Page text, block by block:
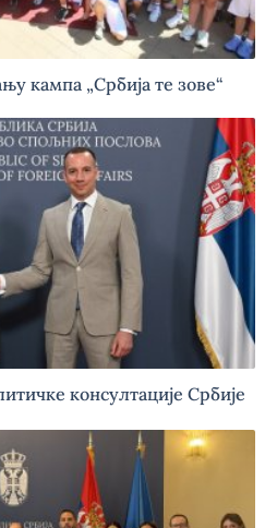
кампа „Србија те зове“
консултације Србије